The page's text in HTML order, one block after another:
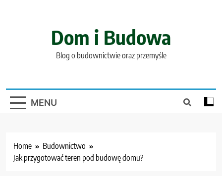
Dom i Budowa
Blog o budownictwie oraz przemyśle
MENU
Home
Budownictwo
Jak przygotować teren pod budowę domu?